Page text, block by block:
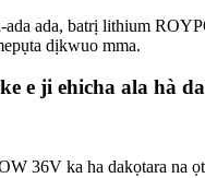
ada, batrị lithium
dịkwuo mma.
e ji ehicha ala hà
36V ka ha dakọtara na